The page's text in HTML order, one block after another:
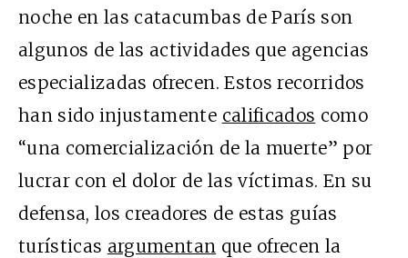
noche en las catacumbas de París son
algunos de las actividades que agencias
especializadas ofrecen. Estos recorridos
han sido injustamente calificados como
“una comercialización de la muerte” por
lucrar con el dolor de las víctimas. En su
defensa, los creadores de estas guías
turísticas argumentan que ofrecen la